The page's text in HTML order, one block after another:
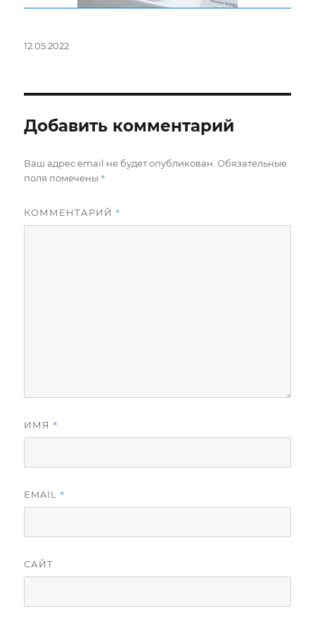
Опубликовано
12.05.2022
Добавить комментарий
Ваш адрес email не будет опубликован. Обязательные
поля помечены *
КОММЕНТАРИЙ *
ИМЯ *
EMAIL *
САЙТ